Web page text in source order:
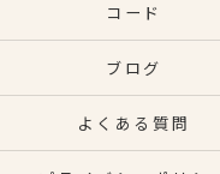
コード
ブログ
よくある質問